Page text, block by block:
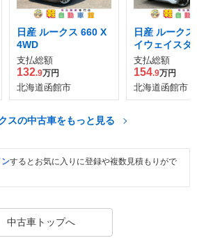
日産 ルークス 660 X
4WD
支払総額
132.9万円
北海道函館市
日産 ルーク
イウェイスタ
D
支払総額
154.9万円
北海道函館市
スの中古車をもっと見る
するとお気に入りに登録や複数見積もりがで
中古車トップへ